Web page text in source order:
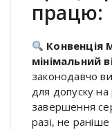
працю:
Конвенція
мінімальний
законодавчо
для допуску
завершення
разі, не раніше